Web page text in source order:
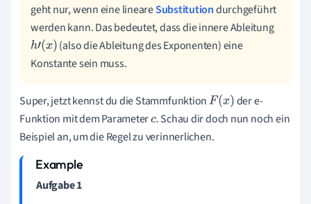
geht nur, wenn eine lineareSubstitutiondurchgeführt
werden kann. Das bedeutet, dass die innere Ableitung
h'(x) (also die Ableitung des Exponenten) eine
Konstante sein muss.
Super, jetzt kennst du die StammfunktionF(x)
der e-
Funktion mit dem Parameterc. Schau dir doch nun noch ein
Beispiel an, um die Regel zu verinnerlichen.
Aufgabe 1